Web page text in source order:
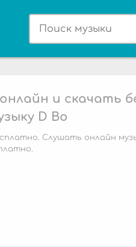
и скачать
D Bo
Слушать онлайн